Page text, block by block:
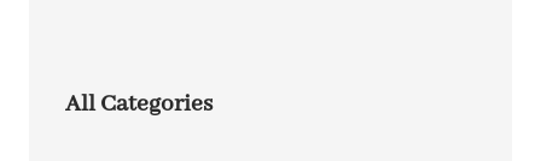
All Categories